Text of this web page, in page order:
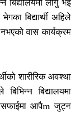
बिद्यालयमा लागु भई
बिद्यार्थी अहिले
वास कार्यक्रम
शारीरिक अवश्था
बिद्यालयमा
आपैm जुट्न